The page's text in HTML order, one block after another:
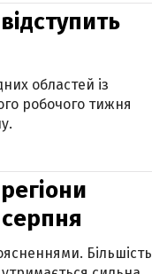
областей із
робочого тижня
Більшість